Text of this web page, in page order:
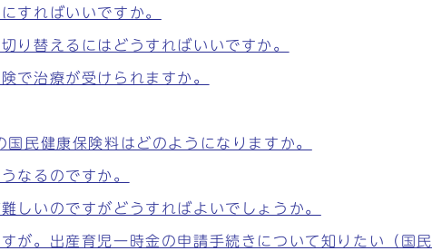
すればいいですか。
り替えるにはどうすればいいですか。
で治療が受けられますか。
民健康保険料はどのようになりますか。
なるのですか。
しいのですがどうすればよいでしょうか。
が。出産育児一時金の申請手続きについて知りたい（国民